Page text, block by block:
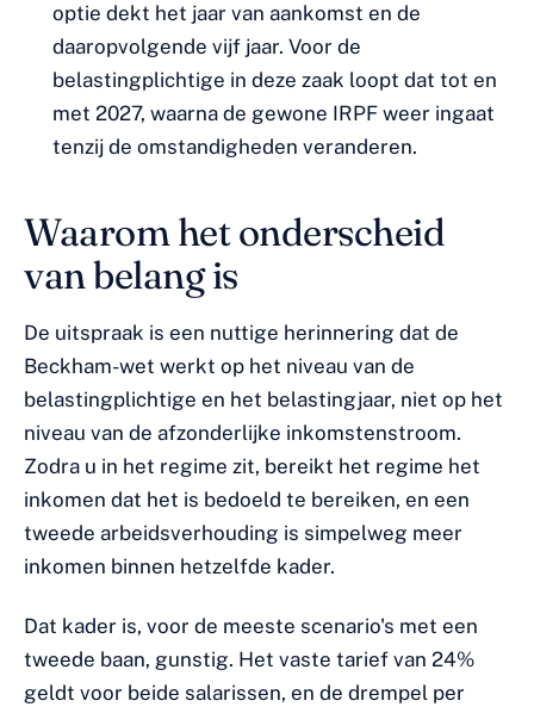
optie dekt het jaar van aankomst en de
daaropvolgende vijf jaar. Voor de
belastingplichtige in deze zaak loopt dat tot en
met 2027, waarna de gewone IRPF weer ingaat
tenzij de omstandigheden veranderen.
Waarom het onderscheid
van belang is
De uitspraak is een nuttige herinnering dat de
Beckham-wet werkt op het niveau van de
belastingplichtige en het belastingjaar, niet op het
niveau van de afzonderlijke inkomstenstroom.
Zodra u in het regime zit, bereikt het regime het
inkomen dat het is bedoeld te bereiken, en een
tweede arbeidsverhouding is simpelweg meer
inkomen binnen hetzelfde kader.
Dat kader is, voor de meeste scenario's met een
tweede baan, gunstig. Het vaste tarief van 24%
geldt voor beide salarissen, en de drempel per